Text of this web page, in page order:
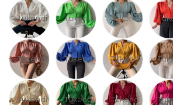
Tükendi Tükendi Tükendi
Tükendi Tükendi Tükendi
Tükendi Tükendi Tükendi